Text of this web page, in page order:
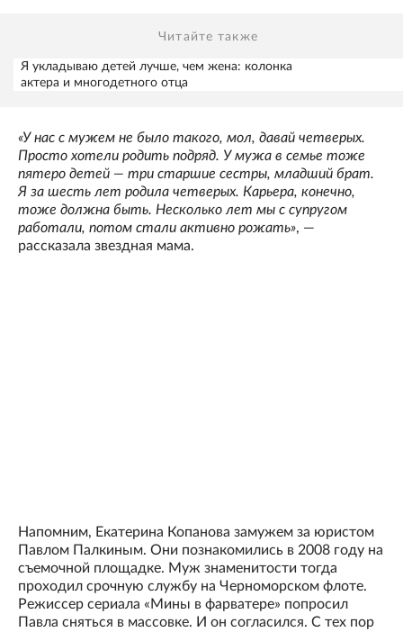
Читайте также
Я укладываю детей лучше, чем жена: колонка
актера и многодетного отца
«У нас с мужем не было такого, мол, давай четверых.
Просто хотели родить подряд. У мужа в семье тоже
пятеро детей — три старшие сестры, младший брат.
Я за шесть лет родила четверых. Карьера, конечно,
тоже должна быть. Несколько лет мы с супругом
работали, потом стали активно рожать», —
рассказала звездная мама.
Напомним, Екатерина Копанова замужем за юристом
Павлом Палкиным. Они познакомились в 2008 году на
съемочной площадке. Муж знаменитости тогда
проходил срочную службу на Черноморском флоте.
Режиссер сериала «Мины в фарватере» попросил
Павла сняться в массовке. И он согласился. С тех пор